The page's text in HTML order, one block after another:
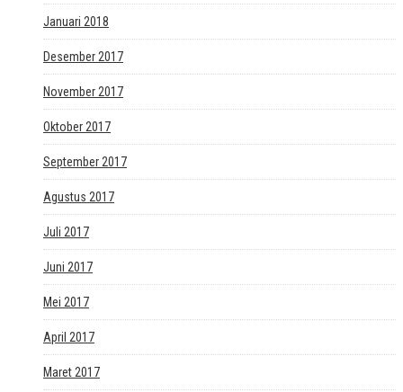
Januari 2018
Desember 2017
November 2017
Oktober 2017
September 2017
Agustus 2017
Juli 2017
Juni 2017
Mei 2017
April 2017
Maret 2017